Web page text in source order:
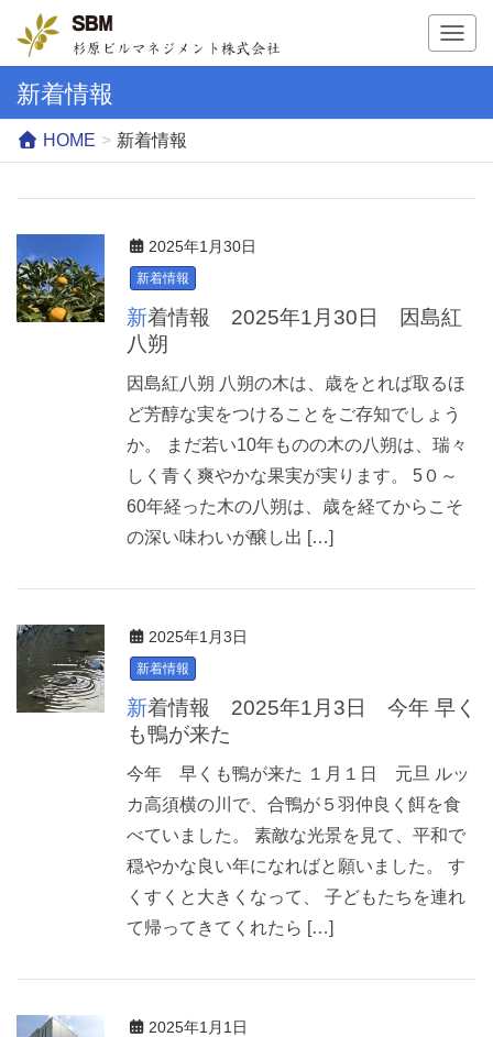
T
a
t
o
n
新着情報
HOME 新着情報
2025年1月30日
新着情報
新着情報 2025年1月30日 因島紅
八朔
因島紅八朔 八朔の木は、歳をとれば取るほ
ど芳醇な実をつけることをご存知でしょう
か。 まだ若い10年ものの木の八朔は、瑞々
しく青く爽やかな果実が実ります。 5０～
60年経った木の八朔は、歳を経てからこそ
の深い味わいが醸し出 […]
2025年1月3日
新着情報
新着情報 2025年1月3日 今年 早く
も鴨が来た
今年 早くも鴨が来た １月１日 元旦 ルッ
カ高須横の川で、合鴨が５羽仲良く餌を食
べていました。 素敵な光景を見て、平和で
穏やかな良い年になればと願いました。 す
くすくと大きくなって、 子どもたちを連れ
て帰ってきてくれたら […]
2025年1月1日